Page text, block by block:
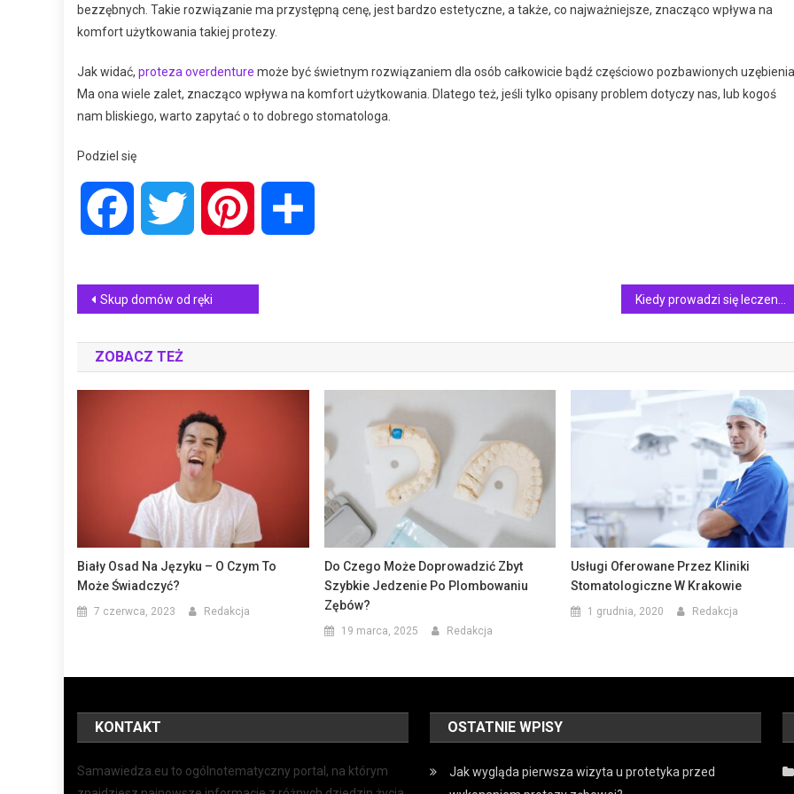
bezzębnych. Takie rozwiązanie ma przystępną cenę, jest bardzo estetyczne, a także, co najważniejsze, znacząco wpływa na
komfort użytkowania takiej protezy.
Jak widać, proteza overdenture może być świetnym rozwiązaniem dla osób całkowicie bądź częściowo pozbawionych
Ma ona wiele zalet, znacząco wpływa na komfort użytkowania. Dlatego też, jeśli tylko opisany problem dotyczy nas, lub kogoś
nam bliskiego, warto zapytać o to dobrego stomatologa.
Podziel się
Facebook Twitter Pinterest
Nawigacja
wpisu
Skup domów od ręki
ZOBACZ TEŻ
Biały Osad Na Języku – O Czym To
Może Świadczyć?
7 czerwca, 2023 Redakcja
Do Czego Może Doprowadzić Zbyt
Szybkie Jedzenie Po Plombowaniu
Zębów?
19 marca, 2025 Redakcja
Usługi Oferowane Przez Kliniki
Stomatologiczne W Krakowie
1 grudnia, 2020 Redakcja
KONTAKT
Samawiedza.eu to ogólnotematyczny portal, na którym
OSTATNIE WPISY
Jak wygląda pierwsza wizyta u protetyka przed